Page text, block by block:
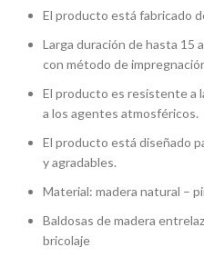
El producto está fabricado
Larga duración de hasta 15
con método de
El producto es resistente a
a los agentes atmosféricos.
El producto está diseñado
y agradables.
Material: madera natural –
Baldosas de madera
bricolaje